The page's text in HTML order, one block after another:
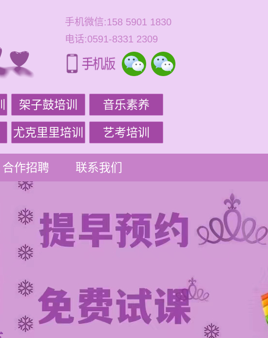
手机微信:158 5901 1830
电话:0591-8331 2309
架子鼓培训 音乐素养
尤克里里培训 艺考培训
合作招聘 联系我们